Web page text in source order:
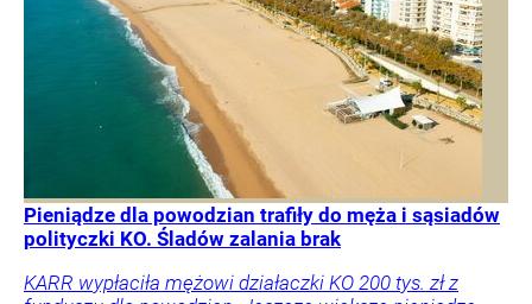
Pieniądze dla powodzian trafiły do męża i sąsiadów
polityczki KO. Śladów zalania brak
KARR wypłaciła mężowi działaczki KO 200 tys. zł z